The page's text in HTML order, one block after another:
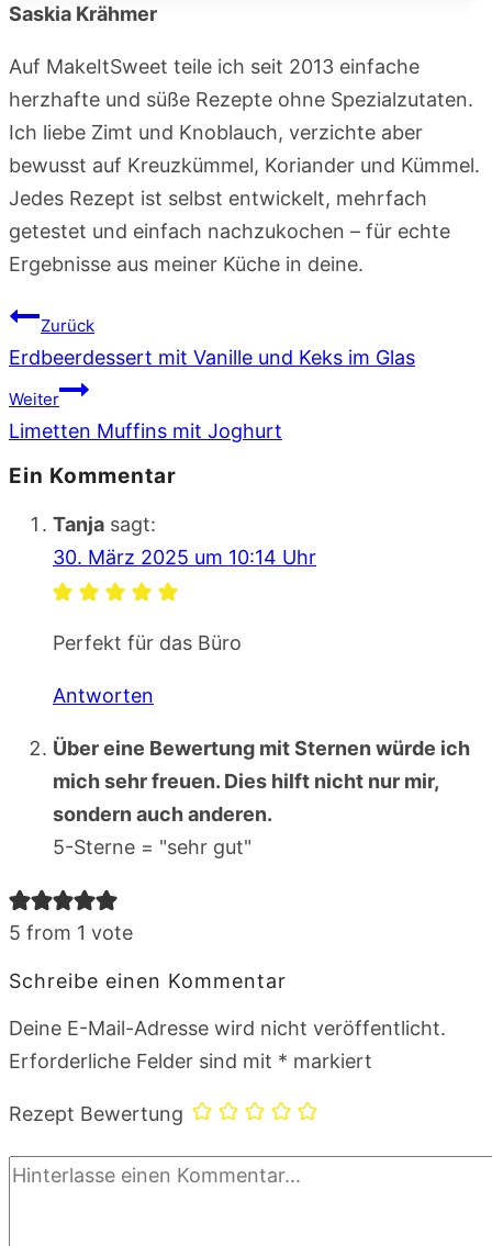
Saskia Krähmer
Auf MakeItSweet teile ich seit 2013 einfache
herzhafte und süße Rezepte ohne Spezialzutaten.
Ich liebe Zimt und Knoblauch, verzichte aber
bewusst auf Kreuzkümmel, Koriander und Kümmel.
Jedes Rezept ist selbst entwickelt, mehrfach
getestet und einfach nachzukochen – für echte
Ergebnisse aus meiner Küche in deine.
Beitragsnavigation
Zurück
Erdbeerdessert mit Vanille und Keks im Glas
Weiter
Limetten Muffins mit Joghurt
Ein Kommentar
Tanja sagt:
30. März 2025 um 10:14 Uhr
Perfekt für das Büro
Antworten
Über eine Bewertung mit Sternen würde ich
mich sehr freuen. Dies hilft nicht nur mir,
sondern auch anderen.
5-Sterne = "sehr gut"
5 from 1 vote
Schreibe einen Kommentar
Deine E-Mail-Adresse wird nicht veröffentlicht.
Erforderliche Felder sind mit * markiert
Rezept Bewertung